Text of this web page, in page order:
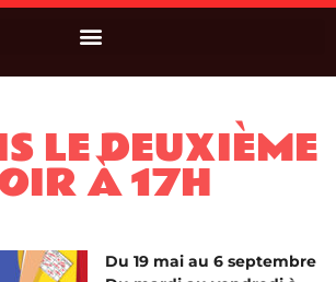
LE DEUXIÈME
À 17H
Du 19 mai au 6 septembre